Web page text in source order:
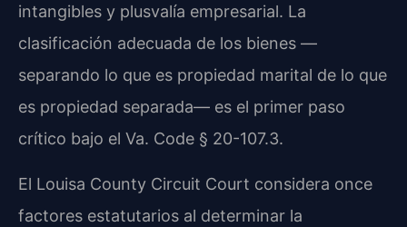
intangibles y plusvalía empresarial. La
clasificación adecuada de los bienes —
separando lo que es propiedad marital de lo que
es propiedad separada— es el primer paso
crítico bajo el Va. Code § 20-107.3.
El Louisa County Circuit Court considera once
factores estatutarios al determinar la